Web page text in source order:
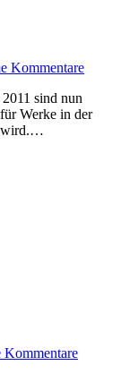
Kommentare
Werke in der
wird.…
Kommentare